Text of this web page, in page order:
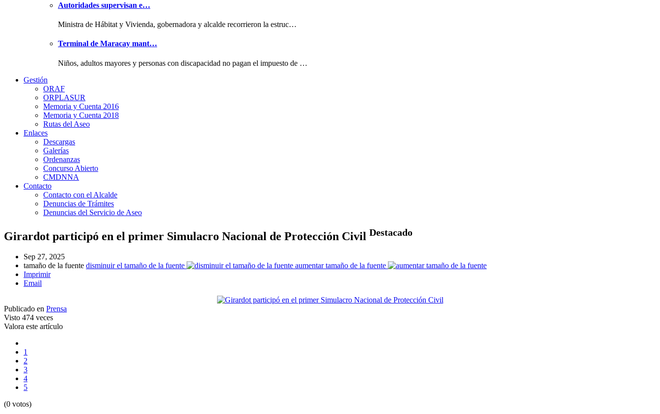
Autoridades supervisan e…
Ministra de Hábitat y Vivienda, gobernadora y alcalde recorrieron la estruc…
Terminal de Maracay mant…
Niños, adultos mayores y personas con discapacidad no pagan el impuesto de …
Gestión
ORAF
ORPLASUR
Memoria y Cuenta 2016
Memoria y Cuenta 2018
Rutas del Aseo
Enlaces
Descargas
Galerías
Ordenanzas
Concurso Abierto
CMDNNA
Contacto
Contacto con el Alcalde
Denuncias de Trámites
Denuncias del Servicio de Aseo
Girardot participó en el primer Simulacro Nacional de Protección Civil Destacado
Sep 27, 2025
tamaño de la fuente disminuir el tamaño de la fuente
aumentar tamaño de la fuente
Imprimir
Email
Publicado en Prensa
Visto 474 veces
Valora este artículo
1
2
3
4
5
(0 votos)